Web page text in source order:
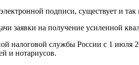
подписи, существует и
заявки на получение усиленной
налоговой службы России с 1 июля
и нотариусов.